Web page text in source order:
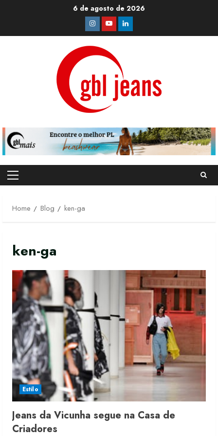
6 de agosto de 2026
Instagram
YoutubeLinkedin
Primary
Home
Blog ken-ga
ken-ga
Estilo
Jeans da Vicunha segue na Casa de
Criadores